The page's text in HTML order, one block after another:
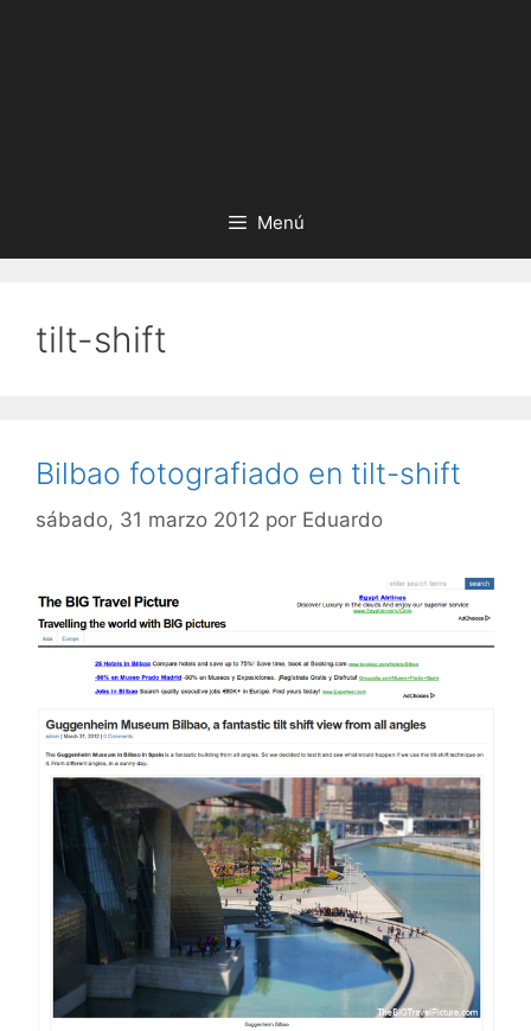
Menú
tilt-shift
Bilbao fotografiado en tilt-shift
sábado, 31 marzo 2012 por Eduardo